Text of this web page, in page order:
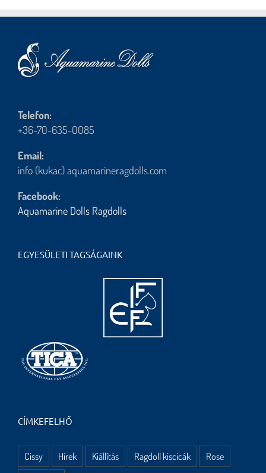
Telefon:
+36-70-635-0085
Email:
info (kukac) aquamarineragdolls.com
Facebook:
Aquamarine Dolls Ragdolls
EGYESÜLETI TAGSÁGAINK
CÍMKEFELHŐ
Cissy Hírek Kiállítás Ragdoll kiscicák
Rose